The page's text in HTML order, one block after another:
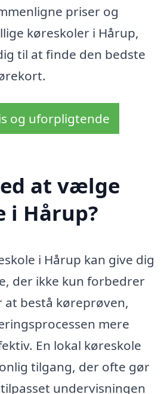
priser og
køreskoler i Hårup,
til at finde den bedste
og uforpligtende
at vælge
i Hårup?
i Hårup kan give dig
der ikke kun forbedrer
at bestå køreprøven,
mere
En lokal køreskole
tilgang, der ofte gør
undervisningen